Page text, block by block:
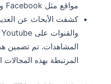
مواقع مثل Facebook و Twitter و YouTube.
كشفت الأبحاث عن
المشاهدات. تم تضمين
المرتبطة بهذه المجالات